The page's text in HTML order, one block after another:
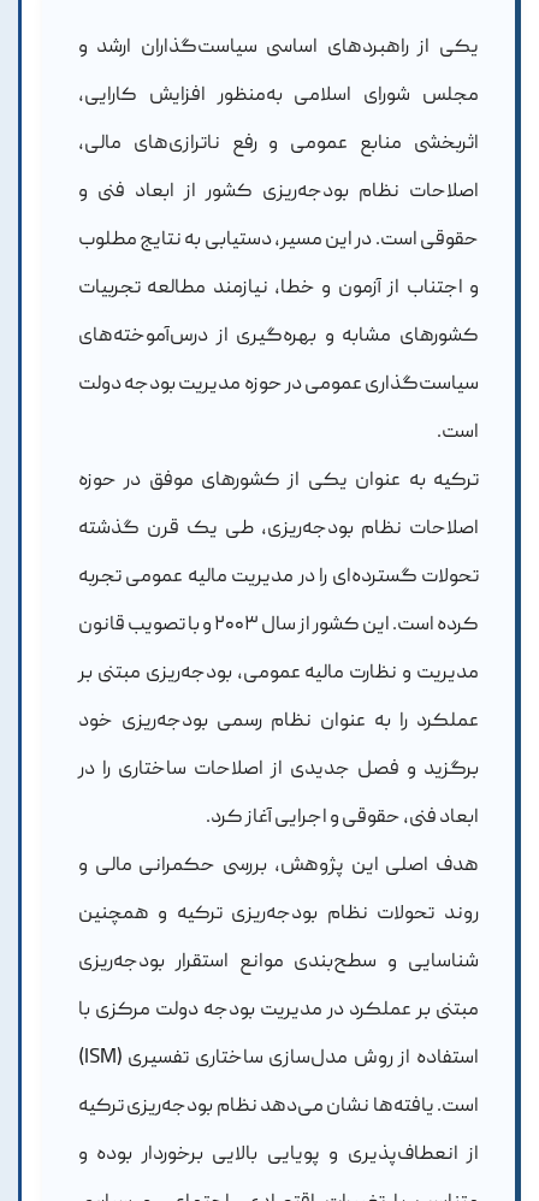
یکی از راهبردهای اساسی سیاست‌گذاران ارشد و
مجلس شورای اسلامی به‌منظور افزایش کارایی،
اثربخشی منابع عمومی و رفع ناترازی‌های مالی،
اصلاحات نظام بودجه‌ریزی کشور از ابعاد فنی و
حقوقی است. در این مسیر، دستیابی به نتایج مطلوب
و اجتناب از آزمون و خطا، نیازمند مطالعه تجربیات
کشورهای مشابه و بهره‌گیری از درس‌آموخته‌های
سیاست‌گذاری عمومی در حوزه مدیریت بودجه دولت
است.
ترکیه به عنوان یکی از کشورهای موفق در حوزه
اصلاحات نظام بودجه‌ریزی، طی یک قرن گذشته
تحولات گسترده‌ای را در مدیریت مالیه عمومی تجربه
کرده است. این کشور از سال ۲۰۰۳ و با تصویب قانون
مدیریت و نظارت مالیه عمومی، بودجه‌ریزی مبتنی بر
عملکرد را به عنوان نظام رسمی بودجه‌ریزی خود
برگزید و فصل جدیدی از اصلاحات ساختاری را در
ابعاد فنی، حقوقی و اجرایی آغاز کرد.
هدف اصلی این پژوهش، بررسی حکمرانی مالی و
روند تحولات نظام بودجه‌ریزی ترکیه و همچنین
شناسایی و سطح‌بندی موانع استقرار بودجه‌ریزی
مبتنی بر عملکرد در مدیریت بودجه دولت مرکزی با
استفاده از روش مدل‌سازی ساختاری تفسیری (ISM)
است. یافته‌ها نشان می‌دهد نظام بودجه‌ریزی ترکیه
از انعطاف‌پذیری و پویایی بالایی برخوردار بوده و